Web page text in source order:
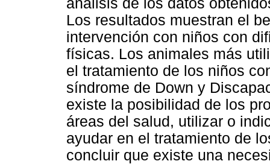
Los resultados muestran el
intervención con niños con
físicas. Los animales más
el tratamiento de los niños
síndrome de Down y
existe la posibilidad de los
áreas del salud, utilizar o
ayudar en el tratamiento de
concluir que existe una